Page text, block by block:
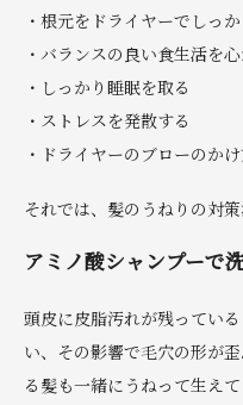
・根元をドライヤーでしっ
・バランスの良い食生活を
・しっかり睡眠を取る
・ストレスを発散する
・ドライヤーのブローのか
それでは、髪のうねりの対
アミノ酸シャンプーで
頭皮に皮脂汚れが残ってい
い、その影響で毛穴の形が
る髪も一緒にうねって生えて